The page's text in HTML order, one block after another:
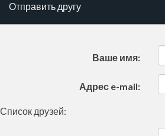
Отправить другу
Ваше имя:
Адрес e-mail:
Список друзей: